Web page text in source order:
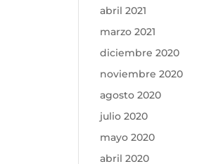
abril 2021
marzo 2021
diciembre 2020
noviembre 2020
agosto 2020
julio 2020
mayo 2020
abril 2020